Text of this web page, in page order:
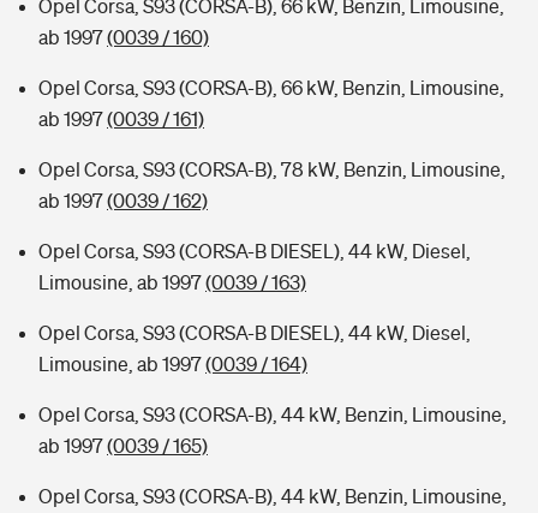
Opel Corsa, S93 (CORSA-B), 66 kW, Benzin, Limousine,
ab 1997(0039 / 160)
Opel Corsa, S93 (CORSA-B), 66 kW, Benzin, Limousine,
ab 1997(0039 / 161)
Opel Corsa, S93 (CORSA-B), 78 kW, Benzin, Limousine,
ab 1997(0039 / 162)
Opel Corsa, S93 (CORSA-B DIESEL), 44 kW, Diesel,
Limousine, ab 1997(0039 / 163)
Opel Corsa, S93 (CORSA-B DIESEL), 44 kW, Diesel,
Limousine, ab 1997(0039 / 164)
Opel Corsa, S93 (CORSA-B), 44 kW, Benzin, Limousine,
ab 1997(0039 / 165)
Opel Corsa, S93 (CORSA-B), 44 kW, Benzin, Limousine,